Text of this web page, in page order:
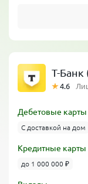
Т-
4.6
Дебетовые карты
С доставкой на дом
Кредитные карты
до 1 000 000 ₽